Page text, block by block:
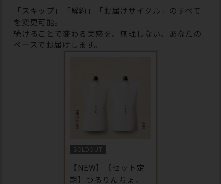
「スキップ」「解約」「お届けサイクル」のすべて
を変更可能。
続けることで変わる実感を、無理しない、あなたの
ペースでお届けします。
SOLDOUT
【NEW】【セット定
期】つるりんちょ。